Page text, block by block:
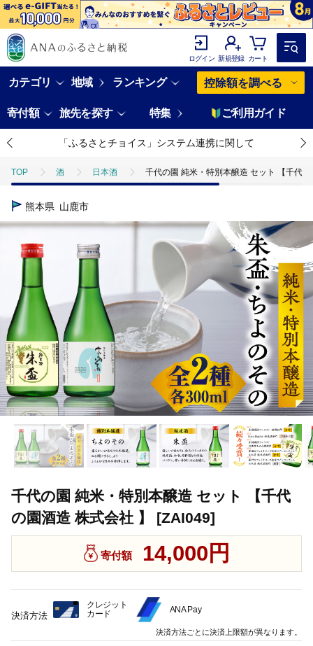
ログイン 新規登録 カート
カテゴリ 地域 ランキング 控除額を調べる
寄付額 旅先を探す 特集 ご利用ガイド
「ふるさとチョイス」システム連携に関して
TOP 酒 日本酒 千代の園 純米・特別本醸造 セット 【千代
熊本県 山鹿市
千代の園 純米・特別本醸造 セット 【千代
の園酒造 株式会社 】 [ZAI049]
寄付額 14,000円
決済方法
クレジット
カード
ANA Pay
決済方法ごとに決済上限額が異なります。